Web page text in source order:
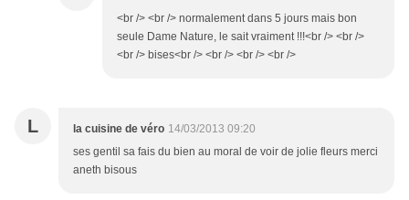
<br /> <br /> normalement dans 5 jours mais bon
seule Dame Nature, le sait vraiment !!!<br /> <br />
<br /> bises<br /> <br /> <br /> <br />
L la cuisine de véro 14/03/2013 09:20
ses gentil sa fais du bien au moral de voir de jolie fleurs merci
aneth bisous